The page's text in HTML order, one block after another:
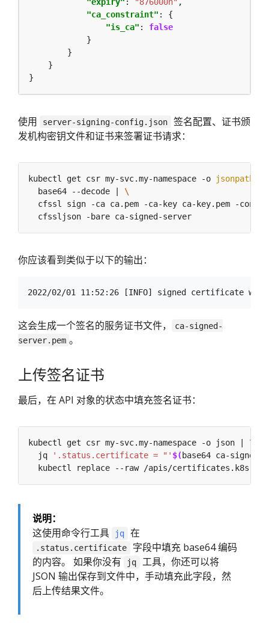
"ca_constraint"
"is_ca" : false
}
使用 server-signing-config.json
签名配置、证书颁
发机构密钥文件和证书来签署证书请求：
kubectl get csr my-svc.my-namespace -o jsonpath
  base64 --decode |
cfssl sign -ca ca.pem -ca-key ca-key.pem -
你应该看到类似于以下的输出：
这会生成一个签名的服务证书文件，
ca-signed-
server.pem 。
上传签名证书
最后，在 API 对象的状态中填充签名证书：
kubectl get csr my-svc.my-namespace -o json |
  jq
'.status.certificate = "' $( base64 ca-
说明：
这使用命令行工具
jq 在
.status.certificate
字段中填充 base64 编码
的内容。 如果你没有
jq
工具，你还可以将
JSON 输出保存到文件中，手动填充此字段，然
后上传结果文件。